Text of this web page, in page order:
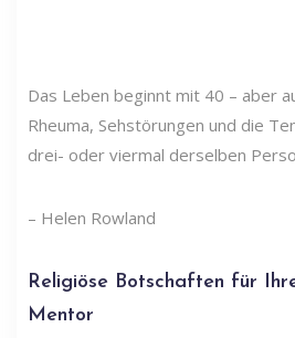
Das Leben beginnt mit 40 – aber
Rheuma, Sehstörungen und die
drei- oder viermal derselben
– Helen Rowland
Religiöse Botschaften für
Mentor